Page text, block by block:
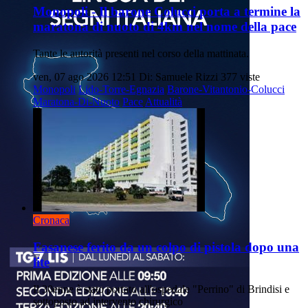
Monopoli - Il barone Colucci porta a termine la
maratona di nuoto di 4km nel nome della pace
Tante le autorità presenti nel corso della mattinata.
ven, 07 ago 2026 12:51 Di: Samuele Rizzi 377 viste
Monopoli Lido-Torre-Egnazia Barone-Vitantonio-Colucci
Maratona-Di-Nuoto Pace Attualità
Cronaca
Fasanese ferito da un colpo di pistola dopo una
lite
Il 30enne è stato portato all'ospedale "Perrino" di Brindisi e
sottoposto ad intervento chirurgico